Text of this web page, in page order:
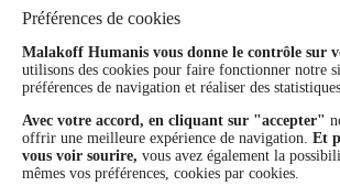
financière et la performance du Groupe sont
notation A+ attribuée depuis 4 ans par
Fitch Ratings. Sur les plans extra-
figure parmi les 2% des entreprises les
en matière de critères RSE (Ecovadis,
2026). Enfin, Malakoff Humanis est certifié
par le Top Employers Institute depuis 3 ans.
Préférences de cookies
Malakoff Humanis vous donne le contrôle sur
utilisons des cookies pour faire fonctionner notre
préférences de navigation et réaliser des
Avec votre accord, en cliquant sur "accepter"
offrir une meilleure expérience de navigation. Et
vous voir sourire, vous avez également la
mêmes vos préférences, cookies par cookies.